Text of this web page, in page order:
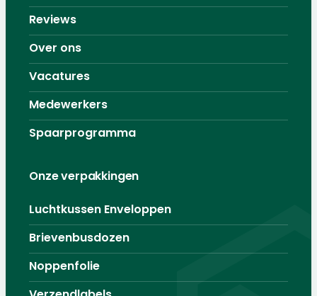
Reviews
Over ons
Vacatures
Medewerkers
Spaarprogramma
Onze verpakkingen
Luchtkussen Enveloppen
Brievenbusdozen
Noppenfolie